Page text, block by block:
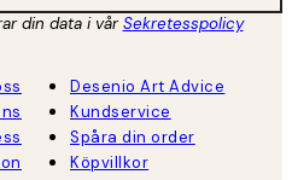
din data i vårSekretesspolicy
Desenio Art Advice
Kundservice
Spåra din order
Köpvillkor